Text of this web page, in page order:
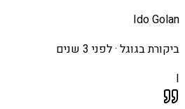
Ido Golan
ביקורת בגוגל ·לפני 3 שנים
I